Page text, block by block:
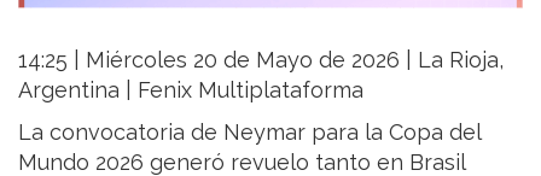
14:25 | Miércoles 20 de Mayo de 2026 | La Rioja,
Argentina | Fenix Multiplataforma
La convocatoria de Neymar para la Copa del
Mundo 2026 generó revuelo tanto en Brasil